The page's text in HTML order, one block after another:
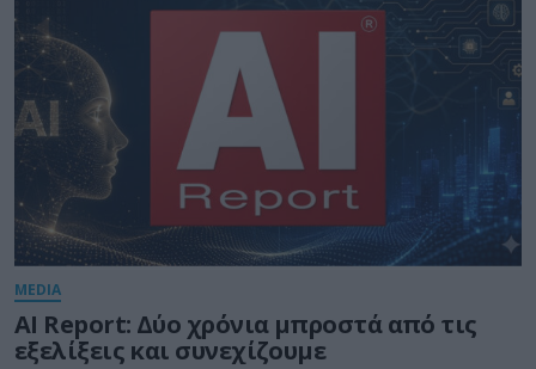
MEDIA
AI Report: Δύο χρόνια μπροστά από τις
εξελίξεις και συνεχίζουμε